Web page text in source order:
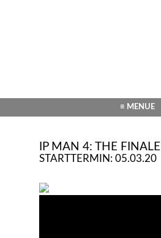
≡ MENUE
IP MAN 4: THE FINALE
STARTTERMIN: 05.03.20